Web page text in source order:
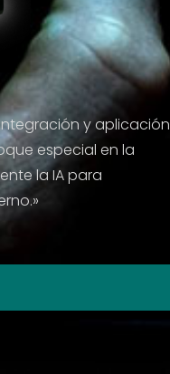
integración y aplicación
especial en la
la IA para